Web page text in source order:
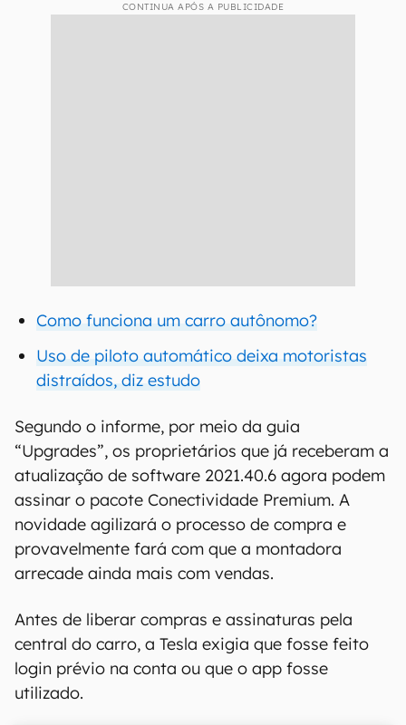
CONTINUA APÓS A PUBLICIDADE
Como funciona um carro autônomo?
Uso de piloto automático deixa motoristas
distraídos, diz estudo
Segundo o informe, por meio da guia
“Upgrades”, os proprietários que já receberam a
atualização de software 2021.40.6 agora podem
assinar o pacote Conectividade Premium. A
novidade agilizará o processo de compra e
provavelmente fará com que a montadora
arrecade ainda mais com vendas.
Antes de liberar compras e assinaturas pela
central do carro, a Tesla exigia que fosse feito
login prévio na conta ou que o app fosse
utilizado.